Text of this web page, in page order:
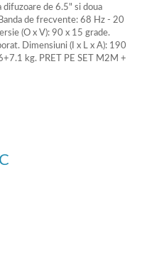
difuzoare de 6.5" si doua
de frecvente: 68 Hz - 20
(O x V): 90 x 15 grade.
Dimensiuni (I x L x A): 190
kg. PRET PE SET M2M +